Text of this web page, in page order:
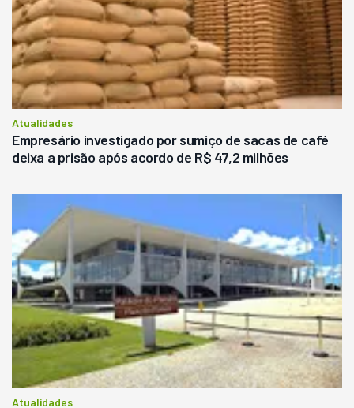
Atualidades
Empresário investigado por sumiço de sacas de café
deixa a prisão após acordo de R$ 47,2 milhões
Atualidades